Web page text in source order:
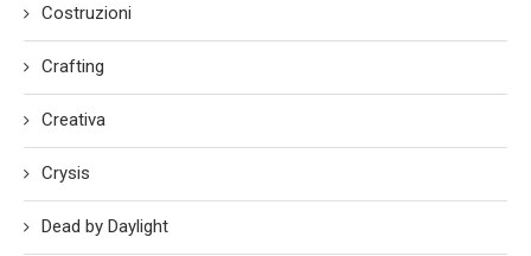
Costruzioni
Crafting
Creativa
Crysis
Dead by Daylight